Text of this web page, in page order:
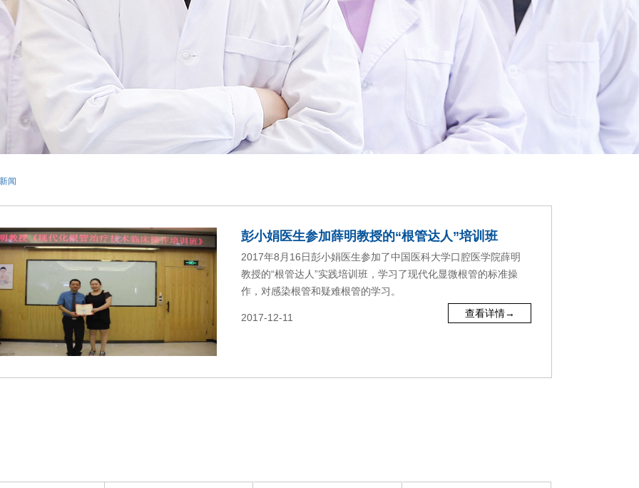
闻
彭小娟医生参加薛明教授的“根管达人”培训班
2017年8月16日彭小娟医生参加了中国医科大学口腔医学院薛明
教授的“根管达人”实践培训班，学习了现代化显微根管的标准操
作，对感染根管和疑难根管的学习。
2017-12-11 查看详情→